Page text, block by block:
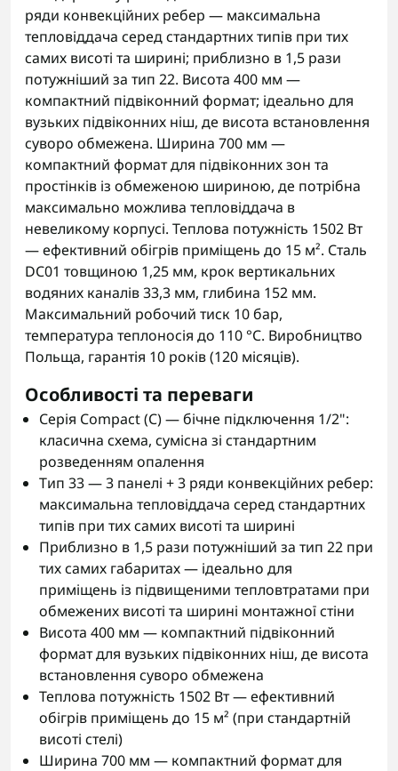
ряди конвекційних ребер — максимальна
тепловіддача серед стандартних типів при тих
самих висоті та ширині; приблизно в 1,5 рази
потужніший за тип 22. Висота 400 мм —
компактний підвіконний формат; ідеально для
вузьких підвіконних ніш, де висота встановлення
суворо обмежена. Ширина 700 мм —
компактний формат для підвіконних зон та
простінків із обмеженою шириною, де потрібна
максимально можлива тепловіддача в
невеликому корпусі. Теплова потужність 1502 Вт
— ефективний обігрів приміщень до 15 м². Сталь
DC01 товщиною 1,25 мм, крок вертикальних
водяних каналів 33,3 мм, глибина 152 мм.
Максимальний робочий тиск 10 бар,
температура теплоносія до 110 °C. Виробництво
Польща, гарантія 10 років (120 місяців).
Особливості та переваги
Серія Compact (C) — бічне підключення 1/2":
класична схема, сумісна зі стандартним
розведенням опалення
Тип 33 — 3 панелі + 3 ряди конвекційних ребер:
максимальна тепловіддача серед стандартних
типів при тих самих висоті та ширині
Приблизно в 1,5 рази потужніший за тип 22 при
тих самих габаритах — ідеально для
приміщень із підвищеними тепловтратами при
обмежених висоті та ширині монтажної стіни
Висота 400 мм — компактний підвіконний
формат для вузьких підвіконних ніш, де висота
встановлення суворо обмежена
Теплова потужність 1502 Вт — ефективний
обігрів приміщень до 15 м² (при стандартній
висоті стелі)
Ширина 700 мм — компактний формат для